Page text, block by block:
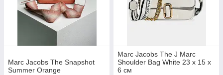
Marc Jacobs The Snapshot
Summer Orange
Marc Jacobs The J Marc
Shoulder Bag White 23 х 15 х
6 см